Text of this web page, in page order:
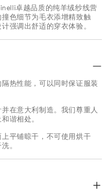
卓越品质的纯羊绒纱线营
色细节为毛衣添增精致触
强调出舒适的穿衣体验。
热性能，可以同时保证服装
在意大利制造。我们尊重人
谐相处。
平铺晾干，不可使用烘干
。